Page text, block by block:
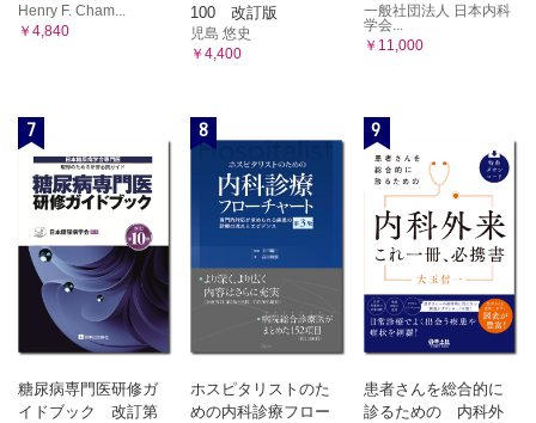
Henry F. Cham...
￥4,840
100 改訂版
児島 悠史
￥4,400
一般社団法人 日本内科
学会...
￥11,000
7
糖尿病専門医研修ガ
イドブック 改訂第
8
ホスピタリストのた
めの内科診療フロー
9
患者さんを総合的に
診るための 内科外